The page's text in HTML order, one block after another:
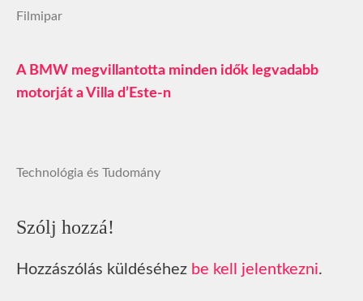
Filmipar
A BMW megvillantotta minden idők legvadabb
motorját a Villa d’Este-n
Technológia és Tudomány
Szólj hozzá!
Hozzászólás küldéséhez be kell jelentkezni.